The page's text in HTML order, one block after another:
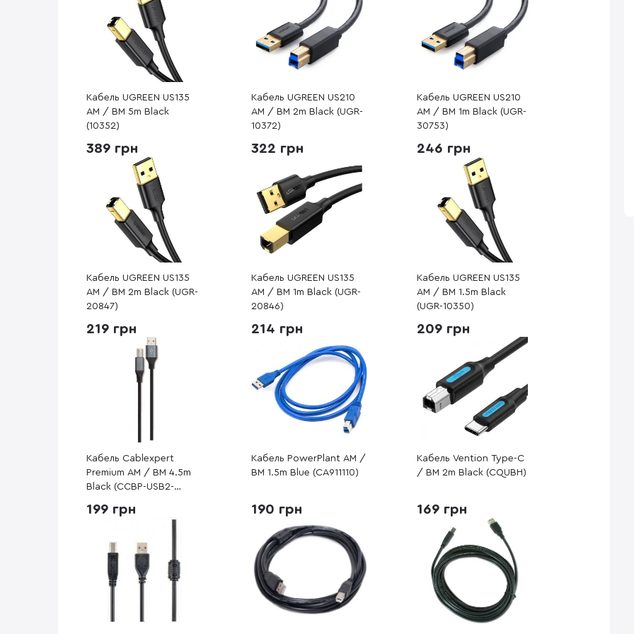
Кабель UGREEN US135
AM / BM 5m Black
(10352)
389 грн
Кабель UGREEN US210
AM / BM 2m Black (UGR-
10372)
322 грн
Кабель UGREEN US210
AM / BM 1m Black (UGR-
30753)
246 грн
Кабель UGREEN US135
AM / BM 2m Black (UGR-
20847)
219 грн
Кабель UGREEN US135
AM / BM 1m Black (UGR-
20846)
214 грн
Кабель UGREEN US135
AM / BM 1.5m Black
(UGR-10350)
209 грн
Кабель Cablexpert
Premium AM / BM 4.5m
Black (CCBP-USB2-
199 грн
Кабель PowerPlant AM /
BM 1.5m Blue (CA911110)
190 грн
Кабель Vention Type-C
/ BM 2m Black (CQUBH)
169 грн